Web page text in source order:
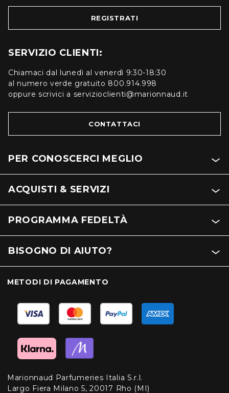
REGISTRATI
SERVIZIO CLIENTI:
Chiamaci dal lunedì al venerdì 9:30-18:30
al numero verde gratuito 800.914.998
oppure scrivici a servizioclienti@marionnaud.it
CONTATTACI
PER CONOSCERCI MEGLIO
ACQUISTI & SERVIZI
PROGRAMMA FEDELTÀ
BISOGNO DI AIUTO?
METODI DI PAGAMENTO
Marionnaud Parfumeries Italia S.r.l.
Largo Fiera Milano 5, 20017 Rho (MI)